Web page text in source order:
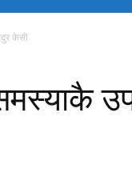
केसी